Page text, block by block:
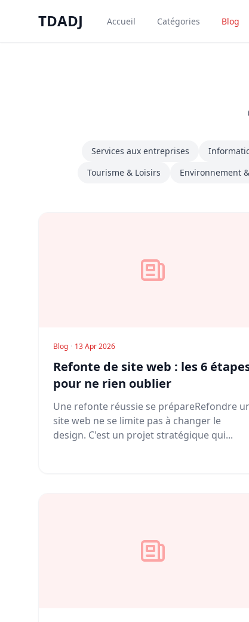
TDADJ
TDADJ Accueil Catégories Blog
Services aux entreprises
Tourisme & Loisirs
Environnement
Blog · 13 Apr 2026
Refonte de site web : les 6
pour ne rien oublier
Une refonte réussie se prépareRefondre
site web ne se limite pas à changer le
design. C'est un projet stratégique qui...